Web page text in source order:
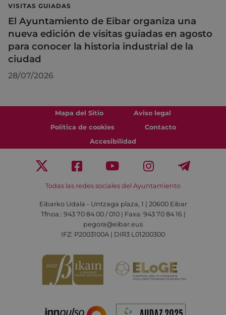
VISITAS GUIADAS
El Ayuntamiento de Eibar organiza una
nueva edición de visitas guiadas en agosto
para conocer la historia industrial de la
ciudad
28/07/2026
Mapa del Sitio
Aviso legal
Política de cookies
Contacto
Accesibilidad
Todas las redes sociales del Ayuntamiento
Eibarko Udala - Untzaga plaza, 1 | 20600 Eibar
Tfnoa.: 943 70 84 00 / 010 | Faxa: 943 70 84 16 |
pegora@eibar.eus
IFZ: P2003100A | DIR3 L01200300